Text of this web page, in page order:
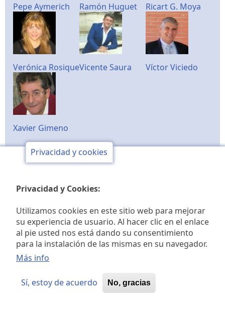
Pepe Aymerich Ramón Huguet Ricart G. Moya
Verónica RosiqueVicente Saura Víctor Viciedo
Xavier Gimeno
Tratamiento de imágenes
Verónica Rosique
Privacidad y cookies
Privacidad y Cookies:
Utilizamos cookies en este sitio web para mejorar
su experiencia de usuario. Al hacer clic en el enlace
al pie usted nos está dando su consentimiento
para la instalación de las mismas en su navegador.
Más info
Sí, estoy de acuerdo No, gracias